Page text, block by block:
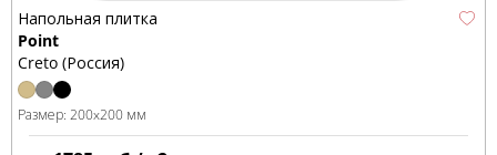
Напольная плитка
Point
Creto (Россия)
Размер: 200x200 мм